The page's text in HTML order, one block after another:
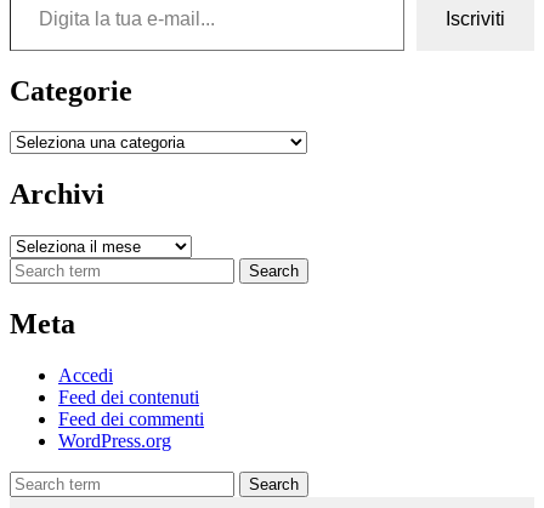
Iscriviti
Categorie
Categorie
Archivi
Archivi
Search
Meta
Accedi
Feed dei contenuti
Feed dei commenti
WordPress.org
Search